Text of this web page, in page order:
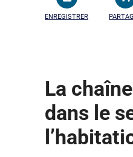
ENREGISTRER
La
dans le